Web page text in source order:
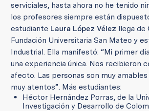
serviciales, hasta ahora no he tenido
los profesores siempre están
estudiante Laura López Vélez llega de
Fundación Universitaria San Mateo y
Industrial. Ella manifestó: “Mi primer
una experiencia única. Nos recibieron
afecto. Las personas son muy
muy atentos”. Más estudiantes:
Héctor Hernández Porras, de la
Investigación y Desarrollo de